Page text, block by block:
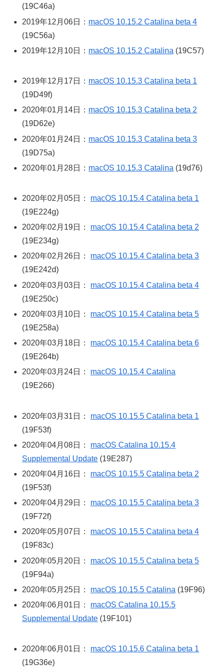
(19C46a)
2019年12月06日： macOS 10.15.2 Catalina beta 4
(19C56a)
2019年12月10日： macOS 10.15.2 Catalina (19C57)
2019年12月17日： macOS 10.15.3 Catalina beta 1
(19D49f)
2020年01月14日： macOS 10.15.3 Catalina beta 2
(19D62e)
2020年01月24日： macOS 10.15.3 Catalina beta 3
(19D75a)
2020年01月28日： macOS 10.15.3 Catalina (19d76)
2020年02月05日： macOS 10.15.4 Catalina beta 1
(19E224g)
2020年02月19日： macOS 10.15.4 Catalina beta 2
(19E234g)
2020年02月26日： macOS 10.15.4 Catalina beta 3
(19E242d)
2020年03月03日： macOS 10.15.4 Catalina beta 4
(19E250c)
2020年03月10日： macOS 10.15.4 Catalina beta 5
(19E258a)
2020年03月18日： macOS 10.15.4 Catalina beta 6
(19E264b)
2020年03月24日： macOS 10.15.4 Catalina
(19E266)
2020年03月31日： macOS 10.15.5 Catalina beta 1
(19F53f)
2020年04月08日： macOS Catalina 10.15.4
Supplemental Update (19E287)
2020年04月16日： macOS 10.15.5 Catalina beta 2
(19F53f)
2020年04月29日： macOS 10.15.5 Catalina beta 3
(19F72f)
2020年05月07日： macOS 10.15.5 Catalina beta 4
(19F83c)
2020年05月20日： macOS 10.15.5 Catalina beta 5
(19F94a)
2020年05月25日： macOS 10.15.5 Catalina (19F96)
2020年06月01日： macOS Catalina 10.15.5
Supplemental Update (19F101)
2020年06月01日： macOS 10.15.6 Catalina beta 1
(19G36e)